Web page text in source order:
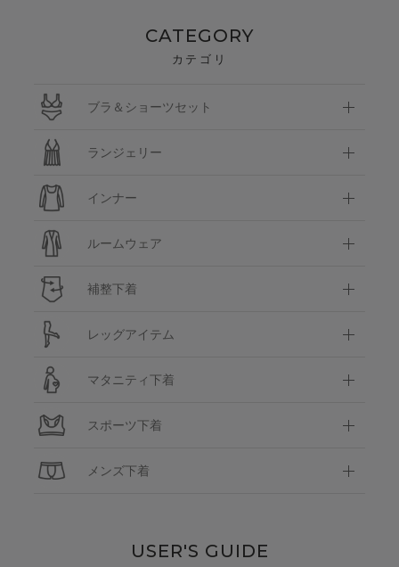
CATEGORY
カテゴリ
ブラ＆ショーツセット
ランジェリー
インナー
ルームウェア
補整下着
レッグアイテム
マタニティ下着
スポーツ下着
メンズ下着
USER'S GUIDE